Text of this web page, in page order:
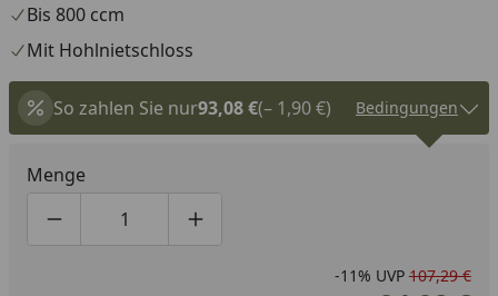
Bis 800 ccm
Mit Hohlnietschloss
So zahlen Sie nur93,08 €(– 1,90 €) Bedingungen
Menge
Produktmenge um eins verringern
Produktmenge manuell eingeben
Produktmenge um eins erhöhen
-11% UVP 107,29 €